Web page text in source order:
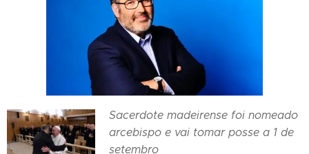
Sacerdote madeirense foi nomeado
arcebispo e vai tomar posse a 1 de
setembro